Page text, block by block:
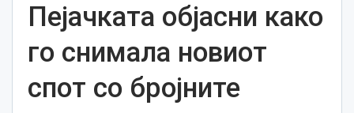
Пејачката објасни како
го снимала новиот
спот со бројните